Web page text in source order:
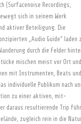
(Surfacenoise Recordings,
sich in seinem Werk
aktiver Beteiligung. Die
„Audio Guide“ laden
durch die Felder
mischen meist vor Ort
mit Instrumenten, Beats und
individuelle Publikum nach
zu einer aktiven, mit-
daraus resultierende Trip
zugleich rein in die